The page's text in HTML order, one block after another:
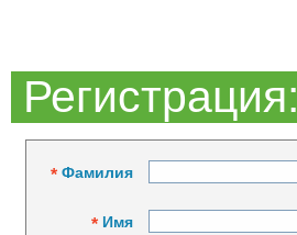
Регистрация:
*Фамилия
* Имя